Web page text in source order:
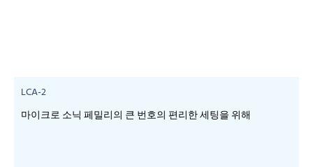
LCA-2
마이크로 소닉 페밀리의 큰 번호의 편리한 세팅을 위해